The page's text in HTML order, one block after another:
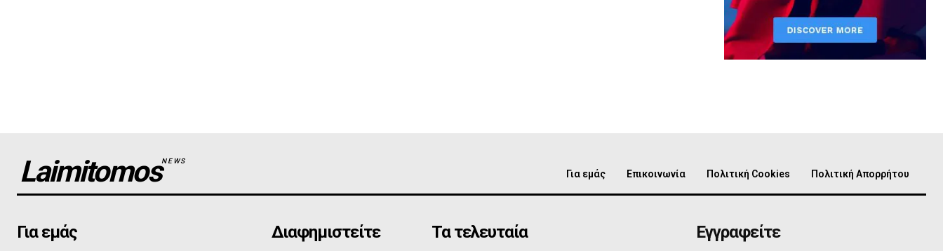
LaimitomosNEWS
Για εμάς Επικοινωνία Πολιτική Cookies Πολιτική Απορρήτου
Για εμάς Διαφημιστείτε Τα τελευταία Εγγραφείτε